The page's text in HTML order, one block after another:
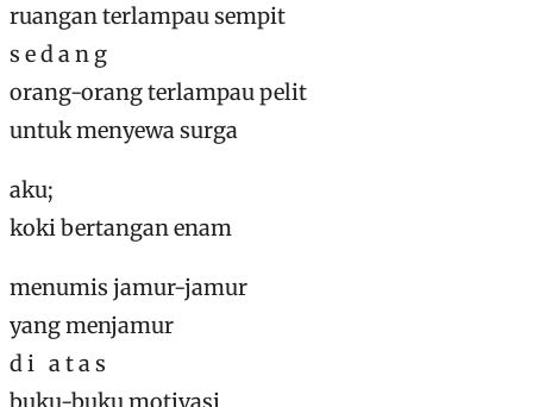
ruangan terlampau sempit
s e d a n g
orang-orang terlampau pelit
untuk menyewa surga
aku;
koki bertangan enam
menumis jamur-jamur
yang menjamur
d i a t a s
buku-buku motivasi